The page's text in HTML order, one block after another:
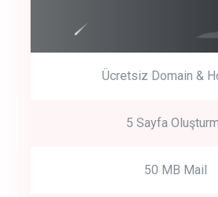
Ücretsiz Domain &
5 Sayfa
50 MB Mail